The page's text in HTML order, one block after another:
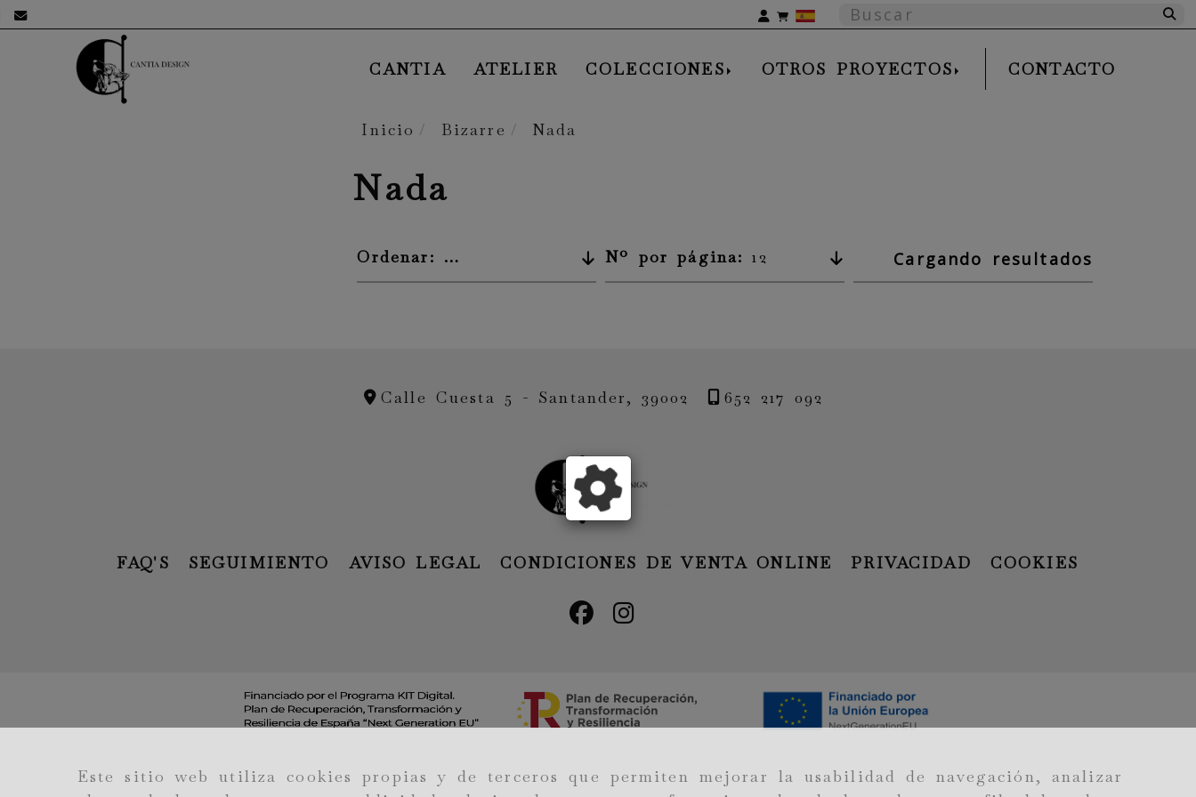
Este sitio web utiliza cookies propias y de terceros que permiten mejorar la usabilidad de navegación, analizar
652217092 Identifícate
CANTIA ATELIER COLECCIONES OTROS PROYECTOS CONTACTO
Inicio Bizarre Nada
Nada
Ordenar:
Nombre de A a ZNº por página: 12 Cargando resultados
Calle Cuesta 5 - Santander, 39002 652 217 092
FAQ'S SEGUIMIENTO AVISO LEGAL CONDICIONES DE VENTA ONLINE PRIVACIDAD COOKIES